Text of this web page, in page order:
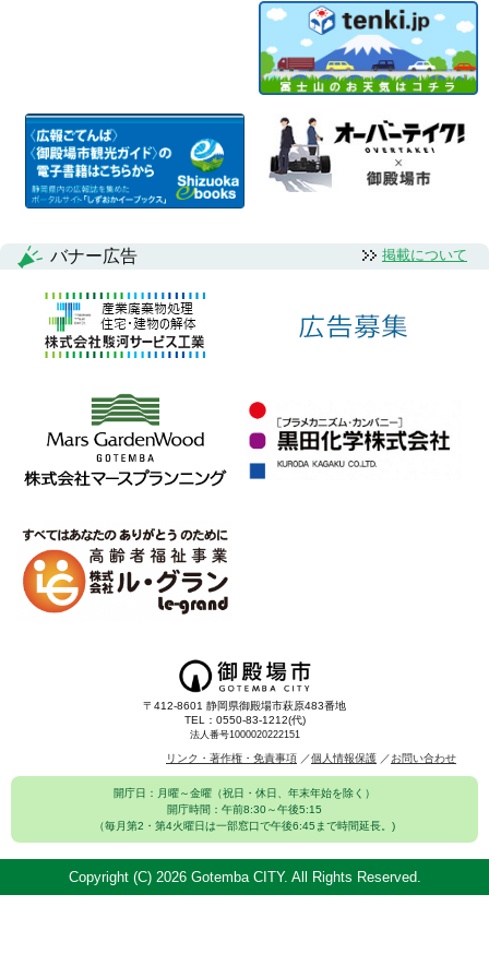
バナー広告 掲載について
〒412-8601 静岡県御殿場市萩原483番地
TEL：0550-83-1212(代)
法人番号1000020222151
リンク・著作権・免責事項 個人情報保護 お問い合わせ
開庁日：月曜～金曜（祝日・休日、年末年始を除く）
開庁時間：午前8:30～午後5:15
（毎月第2・第4火曜日は一部窓口で午後6:45まで時間延長。)
Copyright (C) 2026 Gotemba CITY. All Rights Reserved.